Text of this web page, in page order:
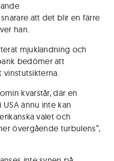
att det blir en färre
han.
mjuklandning och
bedömer att
vinstutsikterna.
kvarstår, där en
ännu inte kan
valet och
övergående turbulens”,